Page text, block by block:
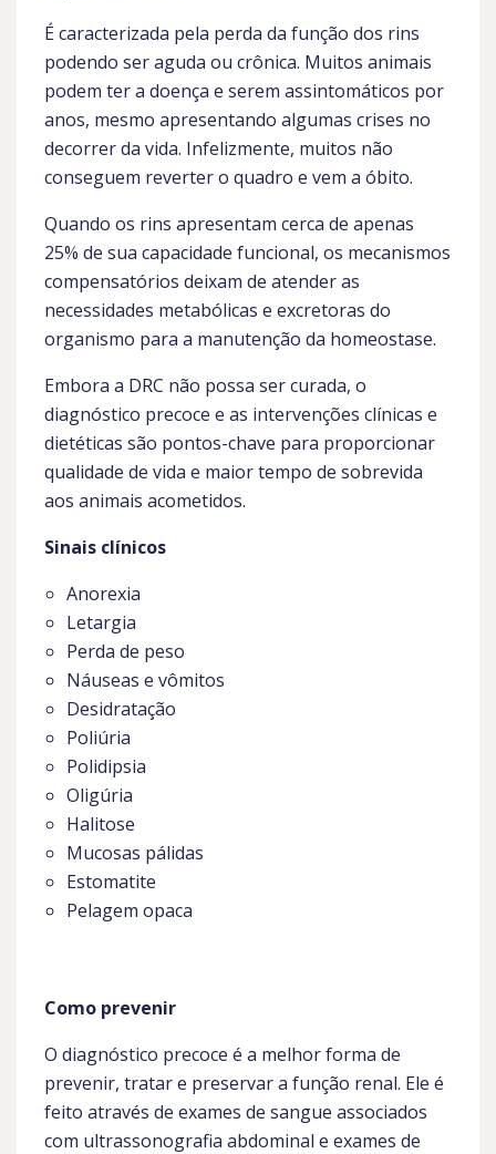
É caracterizada pela perda da função dos rins
podendo ser aguda ou crônica. Muitos animais
podem ter a doença e serem assintomáticos por
anos, mesmo apresentando algumas crises no
decorrer da vida. Infelizmente, muitos não
conseguem reverter o quadro e vem a óbito.
Quando os rins apresentam cerca de apenas
25% de sua capacidade funcional, os mecanismos
compensatórios deixam de atender as
necessidades metabólicas e excretoras do
organismo para a manutenção da homeostase.
Embora a DRC não possa ser curada, o
diagnóstico precoce e as intervenções clínicas e
dietéticas são pontos-chave para proporcionar
qualidade de vida e maior tempo de sobrevida
aos animais acometidos.
Sinais clínicos
Anorexia
Letargia
Perda de peso
Náuseas e vômitos
Desidratação
Poliúria
Polidipsia
Oligúria
Halitose
Mucosas pálidas
Estomatite
Pelagem opaca
Como prevenir
O diagnóstico precoce é a melhor forma de
prevenir, tratar e preservar a função renal. Ele é
feito através de exames de sangue associados
com ultrassonografia abdominal e exames de